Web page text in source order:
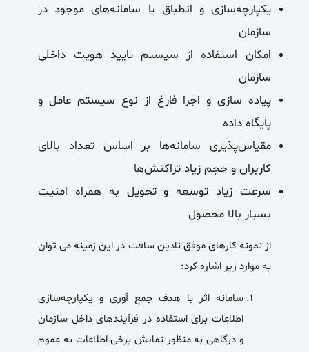
یکپارچه‌سازی و انطباق با سامانه‌های موجود در
سازمان
امکان استفاده از سیستم تایید هویت داخلی
سازمان
پیاده‌ سازی و اجرا فارغ از نوع سیستم عامل و
پایگاه داده
مقیاس‌پذیری سامانه‌ها بر اساس تعداد بالای
کاربران و حجم زیاد تراکنش‌ها
سرعت زیاد توسعه و تحویل به همراه امنیت
بسیار بالا محصول
از نمونه کارهای موفق نادین سافت در این زمینه می توان
به موارد زیر اشاره کرد:
سامانه اثر با هدف جمع آوری و یکپارچه‌سازی
اطلاعات برای استفاده در فرآیندهای داخل سازمان
و درگاهی به منظور نمایش برخی اطلاعات به عموم